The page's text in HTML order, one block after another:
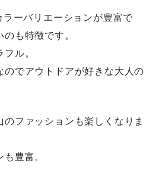
ーバリエーションが豊富で
も特徴です。
ル。
のでアウトドアが好きな大人の
ファッションも楽しくなりま
豊富。